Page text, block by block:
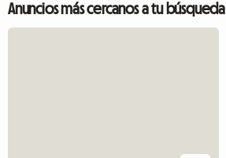
Anuncios más cercanos a tu búsqueda